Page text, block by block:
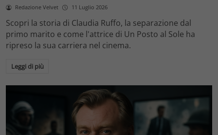
Redazione Velvet 11 Luglio 2026
Scopri la storia di Claudia Ruffo, la separazione dal
primo marito e come l'attrice di Un Posto al Sole ha
ripreso la sua carriera nel cinema.
Leggi di più